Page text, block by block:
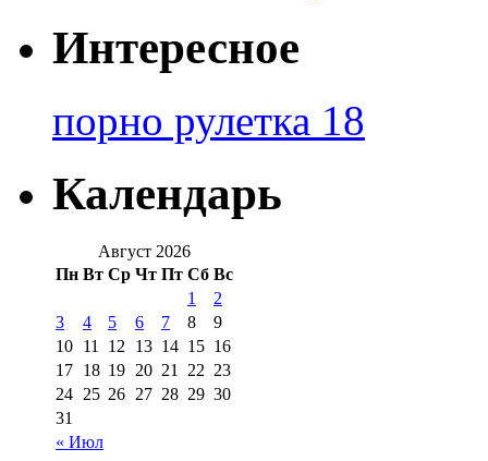
Интересное
порно рулетка 18
Календарь
Август 2026
Пн Вт Ср Чт Пт Сб Вс
« Июл
1
2
3
4 5 6 7 8
9
10 11 12 13 14 15 16
17 18 19 20 21 22 23
24 25 26 27 28 29 30
31